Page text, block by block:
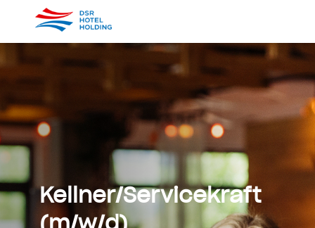
Kellner/Servicekraft